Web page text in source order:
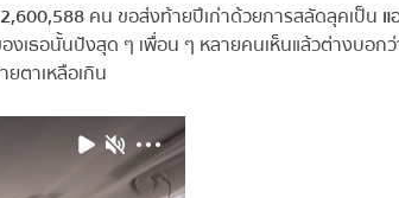
คน ขอส่งท้ายปีเก่าด้วยการสลัดลุคเป็นแอ
เธอนั้นปังสุด ๆ เพื่อน ๆ หลายคนเห็นแล้วต่างบอกว่า
ตาเหลือเกิน